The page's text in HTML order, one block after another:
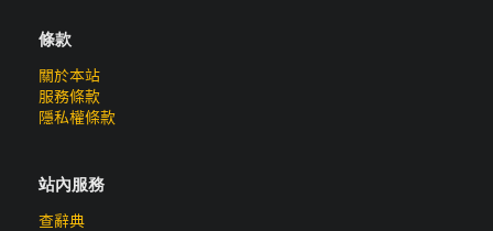
條款
關於本站
服務條款
隱私權條款
站內服務
查辭典